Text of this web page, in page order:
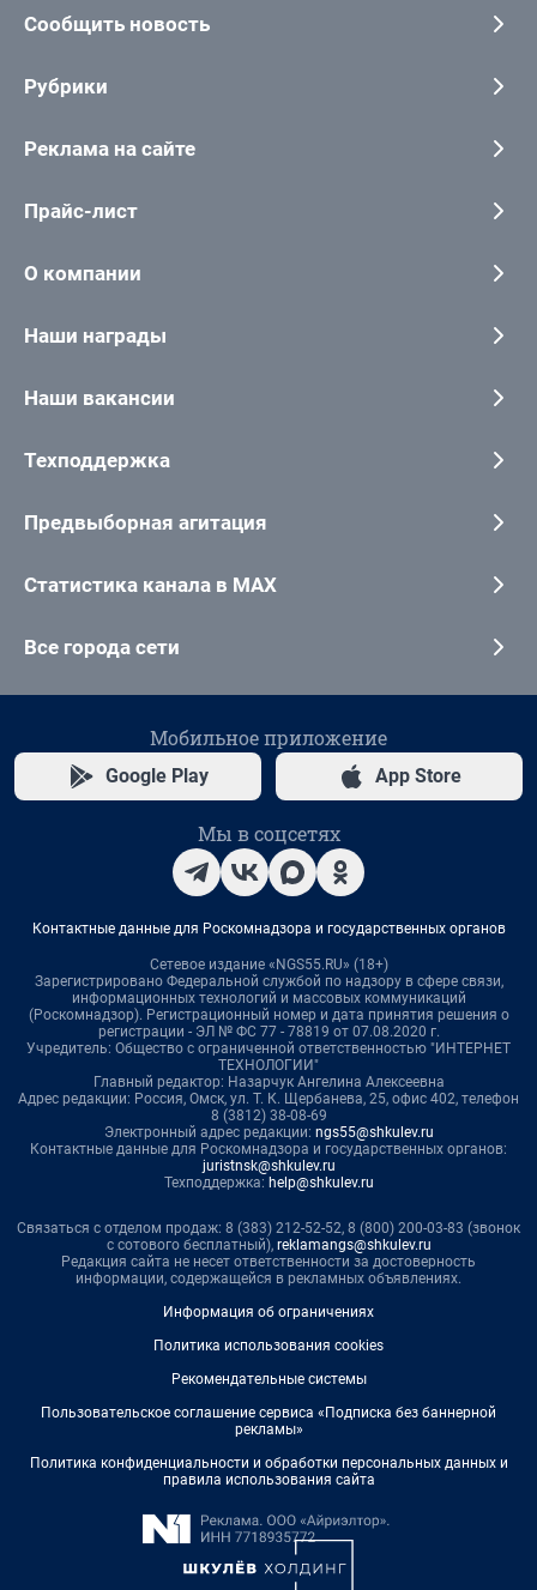
Сообщить новость
Рубрики
Реклама на сайте
Прайс-лист
О компании
Наши награды
Наши вакансии
Техподдержка
Предвыборная агитация
Статистика канала в MAX
Все города сети
Мобильное приложение
Google Play App Store
Мы в соцсетях
Контактные данные для Роскомнадзора и государственных органов
Сетевое издание «NGS55.RU» (18+)
Зарегистрировано Федеральной службой по надзору в сфере связи,
информационных технологий и массовых коммуникаций
(Роскомнадзор). Регистрационный номер и дата принятия решения о
регистрации - ЭЛ № ФС 77 - 78819 от 07.08.2020 г.
Учредитель: Общество с ограниченной ответственностью "ИНТЕРНЕТ
ТЕХНОЛОГИИ"
Главный редактор: Назарчук Ангелина Алексеевна
Адрес редакции: Россия, Омск, ул. Т. К. Щербанева, 25, офис 402, телефон
8 (3812) 38-08-69
Электронный адрес редакции: ngs55@shkulev.ru
Контактные данные для Роскомнадзора и государственных органов:
juristnsk@shkulev.ru
Техподдержка: help@shkulev.ru
Связаться с отделом продаж: 8 (383) 212-52-52, 8 (800) 200-03-83 (звонок
с сотового бесплатный), reklamangs@shkulev.ru
Редакция сайта не несет ответственности за достоверность
информации, содержащейся в рекламных объявлениях.
Информация об ограничениях
Политика использования cookies
Рекомендательные системы
Пользовательское соглашение сервиса «Подписка без баннерной
рекламы»
Политика конфиденциальности и обработки персональных данных и
правила использования сайта